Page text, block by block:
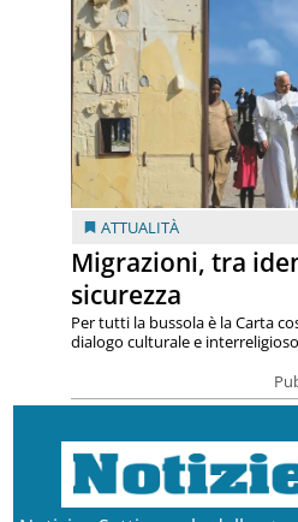
ATTUALITÀ
Migrazioni, tra
sicurezza
Per tutti la bussola è la Carta
dialogo culturale e interreligioso